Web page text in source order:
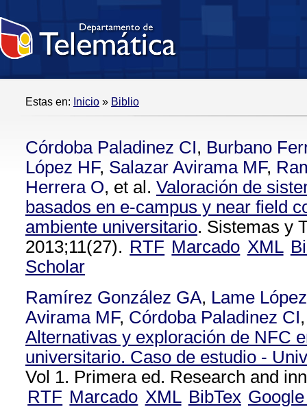
Estas en: Inicio » Biblio
Córdoba Paladinez CI, Burbano
López HF, Salazar Avirama MF,
Herrera O, et al. Valoración de
basados en e-campus y near field
ambiente universitario. Sistemas y
2013;11(27). RTF Marcado XML
Scholar
Ramírez González GA, Lame
Avirama MF, Córdoba Paladinez CI
Alternativas y exploración de NFC
universitario. Caso de estudio -
Vol 1. Primera ed. Research and
RTF Marcado XML BibTex